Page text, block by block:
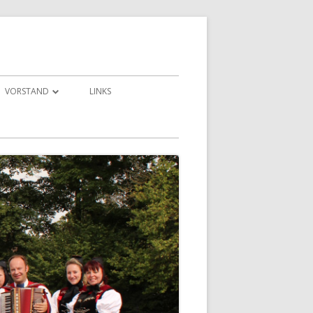
VORSTAND LINKS